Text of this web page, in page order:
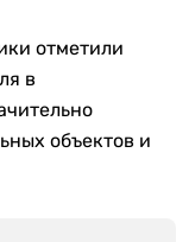
отметили
в
объектов и